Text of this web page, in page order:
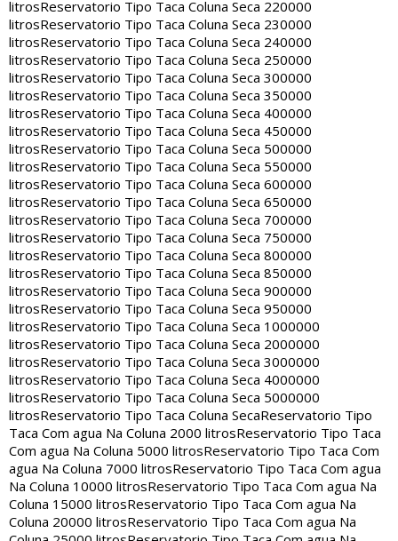
litrosReservatorio Tipo Taca Coluna Seca 220000
litrosReservatorio Tipo Taca Coluna Seca 230000
litrosReservatorio Tipo Taca Coluna Seca 240000
litrosReservatorio Tipo Taca Coluna Seca 250000
litrosReservatorio Tipo Taca Coluna Seca 300000
litrosReservatorio Tipo Taca Coluna Seca 350000
litrosReservatorio Tipo Taca Coluna Seca 400000
litrosReservatorio Tipo Taca Coluna Seca 450000
litrosReservatorio Tipo Taca Coluna Seca 500000
litrosReservatorio Tipo Taca Coluna Seca 550000
litrosReservatorio Tipo Taca Coluna Seca 600000
litrosReservatorio Tipo Taca Coluna Seca 650000
litrosReservatorio Tipo Taca Coluna Seca 700000
litrosReservatorio Tipo Taca Coluna Seca 750000
litrosReservatorio Tipo Taca Coluna Seca 800000
litrosReservatorio Tipo Taca Coluna Seca 850000
litrosReservatorio Tipo Taca Coluna Seca 900000
litrosReservatorio Tipo Taca Coluna Seca 950000
litrosReservatorio Tipo Taca Coluna Seca 1000000
litrosReservatorio Tipo Taca Coluna Seca 2000000
litrosReservatorio Tipo Taca Coluna Seca 3000000
litrosReservatorio Tipo Taca Coluna Seca 4000000
litrosReservatorio Tipo Taca Coluna Seca 5000000
litrosReservatorio Tipo Taca Coluna SecaReservatorio Tipo
Taca Com agua Na Coluna 2000 litrosReservatorio Tipo Taca
Com agua Na Coluna 5000 litrosReservatorio Tipo Taca Com
agua Na Coluna 7000 litrosReservatorio Tipo Taca Com agua
Na Coluna 10000 litrosReservatorio Tipo Taca Com agua Na
Coluna 15000 litrosReservatorio Tipo Taca Com agua Na
Coluna 20000 litrosReservatorio Tipo Taca Com agua Na